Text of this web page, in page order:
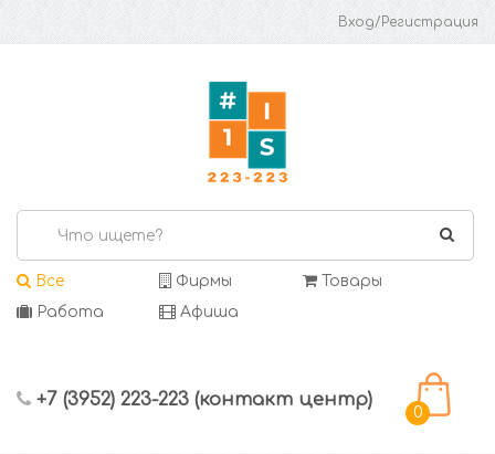
Вход/Регистрация
Все Фирмы
Товары
Работа
Афиша
+7 (3952) 223-223 (контакт центр)
0